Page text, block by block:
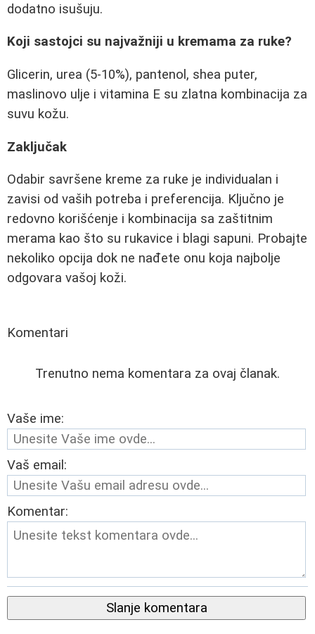
dodatno isušuju.
Koji sastojci su najvažniji u kremama za ruke?
Glicerin, urea (5-10%), pantenol, shea puter,
maslinovo ulje i vitamina E su zlatna kombinacija za
suvu kožu.
Zaključak
Odabir savršene kreme za ruke je individualan i
zavisi od vaših potreba i preferencija. Ključno je
redovno korišćenje i kombinacija sa zaštitnim
merama kao što su rukavice i blagi sapuni. Probajte
nekoliko opcija dok ne nađete onu koja najbolje
odgovara vašoj koži.
Komentari
Trenutno nema komentara za ovaj članak.
Vaše ime:
Vaš email:
Komentar:
Slanje komentara